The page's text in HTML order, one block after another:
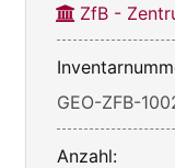
ZfB -
GEO-ZFB-
Anzahl: